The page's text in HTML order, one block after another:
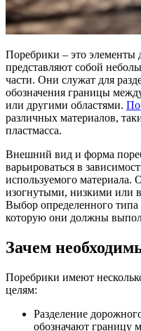
Поребрики – это элементы
представляют собой
части. Они служат для
обозначения границы
или другими областями.
различных материалов,
пластмасса.
Внешний вид и форма
варьироваться в
используемого
изогнутыми, низкими или
Выбор определенного типа
которую они должны
Зачем
Поребрики имеют
целям:
Разделение
обозначают границу